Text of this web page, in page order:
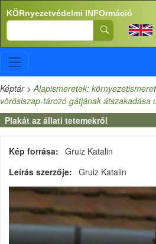
Ugrás a tartalomra
KÖRnyezetvédelmi INFOrmáció
Search
Képtár>Alapismeretek:
vörösiszap-tározó gátjának átszakadása
Plakát az állati tetemekről
Kép forrása
Gruiz Katalin
Leírás szerzője
Gruiz Katalin